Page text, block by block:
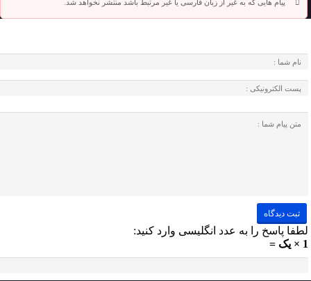
پیام هایی که به غیر از زبان فارسی یا غیر مرتبط باشد منتشر نخواهد شد.
لطفا پاسخ را به عدد انگلیسی وارد کنید:
1 × یک =